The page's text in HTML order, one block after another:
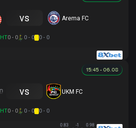
vs Arema FC
HT0 - 0 0 - 0 0 - 0
15:45 - 06.08
vs UKM FC
HT0 - 0 0 - 0 0 - 0
0.83 -1
0.98